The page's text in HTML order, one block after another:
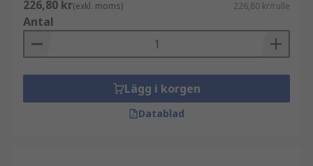
226,80 kr(exkl. moms) 226,80 kr/rulle
Antal
Lägg i korgen
Datablad